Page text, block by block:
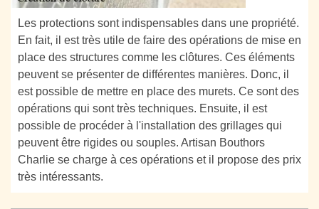
Les protections sont indispensables dans une propriété.
En fait, il est très utile de faire des opérations de mise en
place des structures comme les clôtures. Ces éléments
peuvent se présenter de différentes manières. Donc, il
est possible de mettre en place des murets. Ce sont des
opérations qui sont très techniques. Ensuite, il est
possible de procéder à l'installation des grillages qui
peuvent être rigides ou souples. Artisan Bouthors
Charlie se charge à ces opérations et il propose des prix
très intéressants.